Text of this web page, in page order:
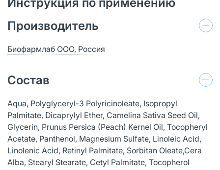
Производитель
Биофармлаб ООО, Россия
Состав
Aqua, Polyglyceryl-3 Polyricinoleate, Isopropyl
Palmitate, Dicaprylyl Ether, Camelina Sativa Seed Oil,
Glycerin, Prunus Persica (Peach) Kernel Oil, Tocopheryl
Acetate, Panthenol, Magnesium Sulfate, Linoleic Acid,
Linolenic Acid, Retinyl Palmitate, Sorbitan Oleate,Cera
Alba, Stearyl Stearate, Cetyl Palmitate, Tocopherol